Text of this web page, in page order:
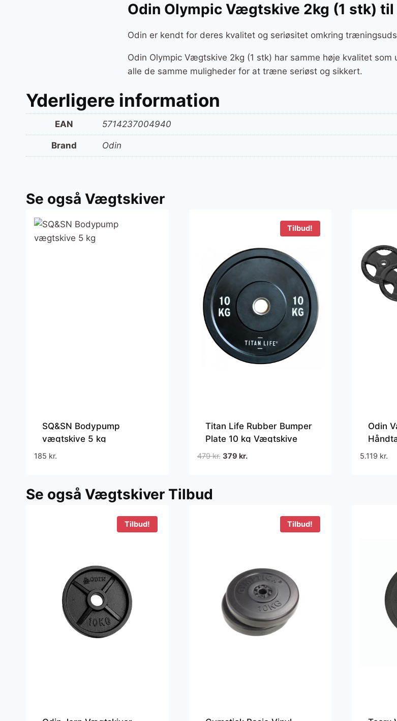
Odin Olympic Vægtskive 2kg (1 stk)
Odin er kendt for deres kvalitet og seriøsitet omkring
Odin Olympic Vægtskive 2kg (1 stk) har samme høje kvalitet
alle de samme muligheder for at træne seriøst og sikkert.
Yderligere information
EAN 5714237004940
Brand Odin
Se også Vægtskiver
SQ&SN Bodypump
vægtskive 5 kg
185 kr.
Tilbud!
Titan Life Rubber Bumper
Plate 10 kg Vægtskive
479kr. Den
379 kr.Den
Odin
5.119 kr.
Se også Vægtskiver Tilbud
Tilbud! Tilbud!